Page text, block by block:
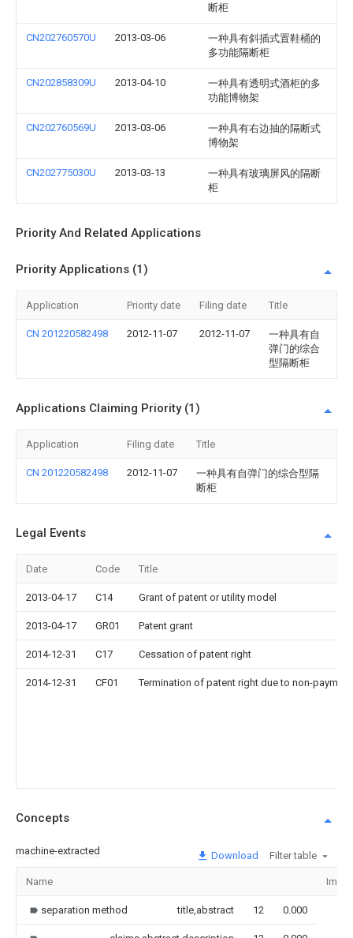
断柜
CN202760570U 2013-03-06
一种具有斜插式置鞋桶的
多功能隔断柜
CN202858309U 2013-04-10
一种具有透明式酒柜的多
功能博物架
CN202760569U 2013-03-06
一种具有右边抽的隔断式
博物架
CN202775030U 2013-03-13
一种具有玻璃屏风的隔断
柜
Priority And Related Applications
Priority Applications (1)
Application Priority date Filing date Title
CN 201220582498 2012-11-07 2012-11-07
一种具有自
弹门的综合
型隔断柜
Applications Claiming Priority (1)
Application Filing date Title
CN 201220582498 2012-11-07
一种具有自弹门的综合型隔
断柜
Legal Events
Date Code Title
2013-04-17 C14 Grant of patent or utility model
2013-04-17 GR01 Patent grant
2014-12-31 C17 Cessation of patent right
2014-12-31 CF01 Termination of patent right due to non-
Concepts
machine-extracted Download Filter table
Name
separation method title,abstract 12 0.000